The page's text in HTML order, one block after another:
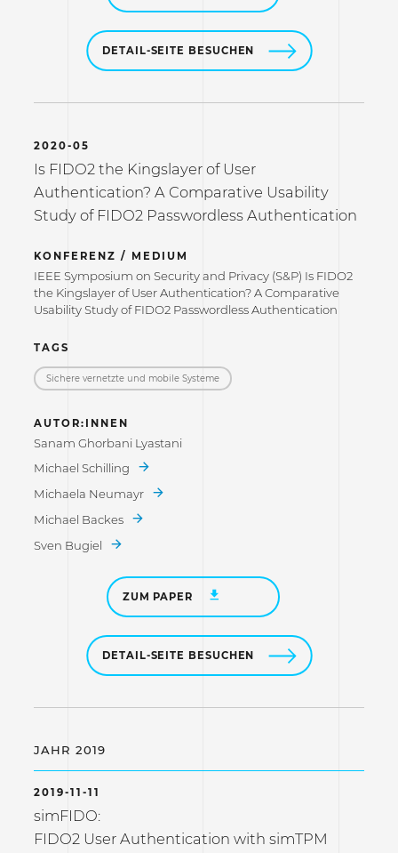
DETAIL-SEITE BESUCHEN
2020-05
Is FIDO2 the Kingslayer of User
Authentication? A Comparative Usability
Study of FIDO2 Passwordless Authentication
KONFERENZ / MEDIUM
IEEE Symposium on Security and Privacy (S&P) Is FIDO2
the Kingslayer of User Authentication? A Comparative
Usability Study of FIDO2 Passwordless Authentication
TAGS
Sichere vernetzte und mobile Systeme
AUTOR:INNEN
Sanam Ghorbani Lyastani
Michael Schilling
Michaela Neumayr
Michael Backes
Sven Bugiel
ZUM PAPER
DETAIL-SEITE BESUCHEN
JAHR 2019
2019-11-11
simFIDO:
FIDO2 User Authentication with simTPM